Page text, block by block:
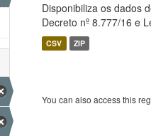
Disponibiliza os dados
Decreto nº 8.777/16 e
CSV ZIP
You can also access this